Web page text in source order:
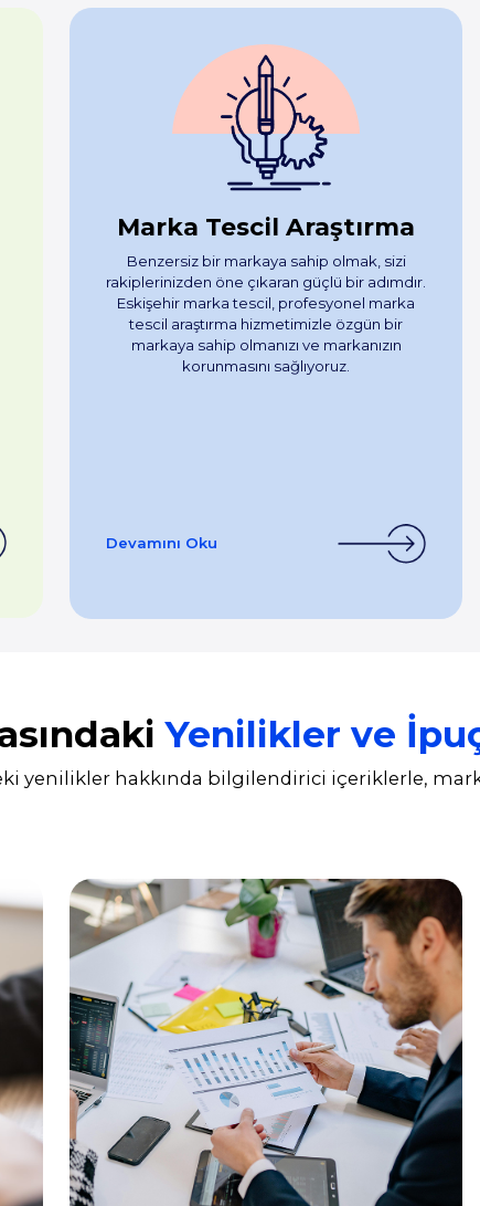
Marka Tescil Araştırma
Benzersiz bir markaya sahip olmak, sizi
rakiplerinizden öne çıkaran güçlü bir adımdır.
Eskişehir marka tescil, profesyonel marka
tescil araştırma hizmetimizle özgün bir
markaya sahip olmanızı ve markanızın
korunmasını sağlıyoruz.
Devamını Oku
Yenilikler ve
yenilikler hakkında bilgilendirici içeriklerle,